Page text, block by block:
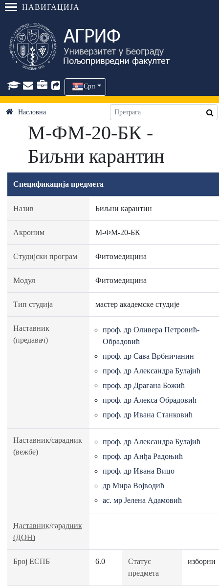
НАВИГАЦИЈА
Срп
Насловна
М-ФМ-20-БК -
Биљни карантин
Спецификација предмета
Назив Биљни карантин
Акроним М-ФМ-20-БК
Студијски програм Фитомедицина
Модул Фитомедицина
Тип студија мастер академске студије
Наставник
(предавач)
проф. др Оливера Петровић-
Обрадовић
проф. др Сава Врбничанин
проф. др Александра Булајић
проф. др Драгана Божић
проф. др Алекса Обрадовић
проф. др Ивана Станковић
Наставник/сарадник
(вежбе)
проф. др Александра Булајић
проф. др Анђа Радоњић
проф. др Ивана Вицо
др Мира Војводић
ас. мр Јелена Адамовић
Наставник/сарадник
(ДОН)
Број ЕСПБ 6.0
Статус
предмета
изборни